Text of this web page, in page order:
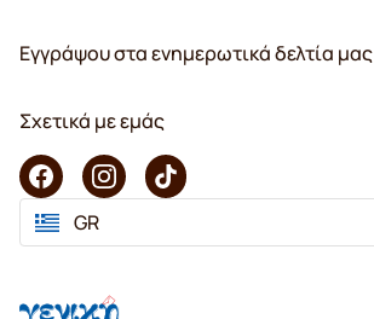
Εγγράψου στα ενημερωτικά δελτία μας
Σχετικά με εμάς
GR